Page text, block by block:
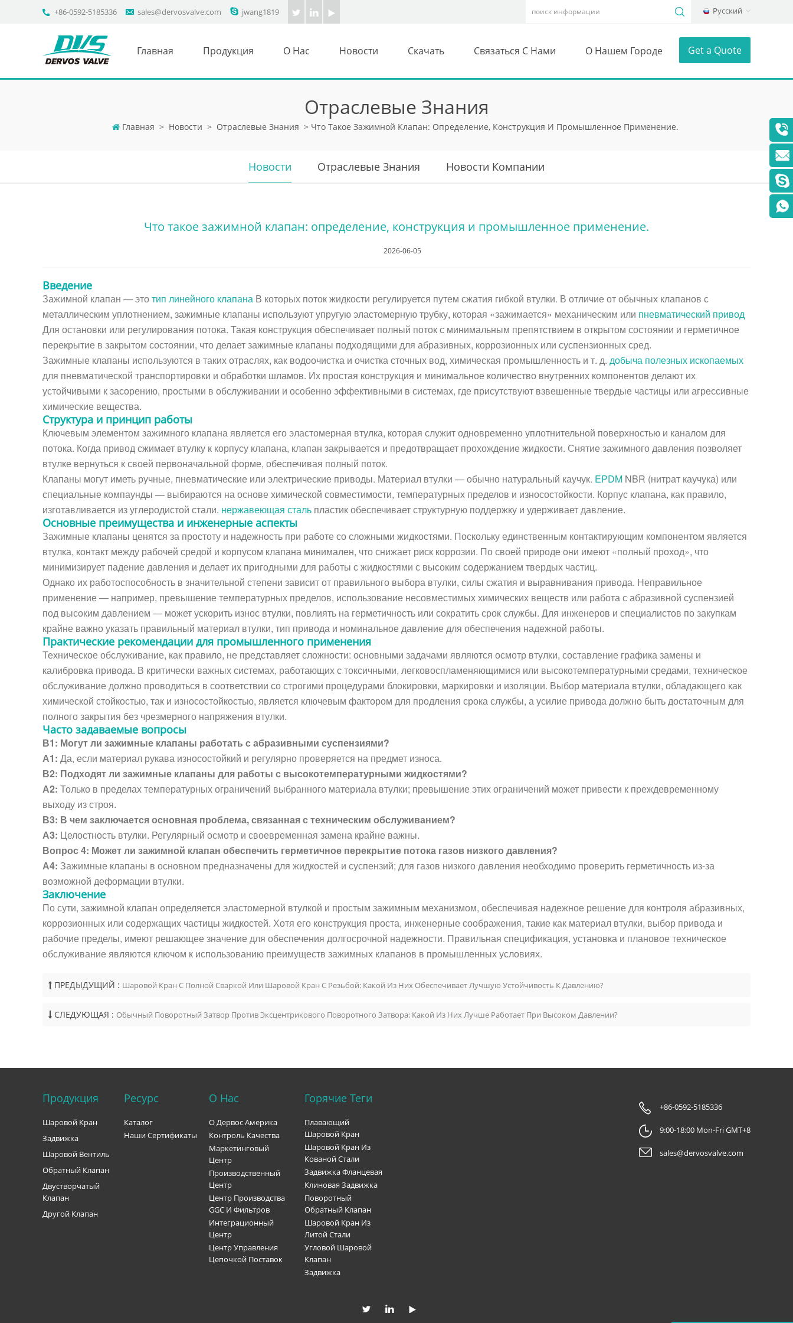
+86-0592-5185336 sales@dervosvalve.com jwang1819 Русский
Get a Quote
Главная Продукция О Нас Новости Скачать Связаться С Нами О Нашем Городе
Отраслевые Знания
Главная > Новости > Отраслевые Знания > Что Такое Зажимной Клапан: Определение, Конструкция И Промышленное Применение.
Новости Отраслевые Знания Новости Компании
Что такое зажимной клапан: определение, конструкция и промышленное применение.
2026-06-05
Введение
Зажимной клапан — этотип линейного клапана В которых поток жидкости регулируется путем сжатия гибкой втулки. В отличие от обычных клапанов с
металлическим уплотнением, зажимные клапаны используют упругую эластомерную трубку, которая «зажимается» механическим или пневматический привод
Для остановки или регулирования потока. Такая конструкция обеспечивает полный поток с минимальным препятствием в открытом состоянии и герметичное
перекрытие в закрытом состоянии, что делает зажимные клапаны подходящими для абразивных, коррозионных или суспензионных сред.
Зажимные клапаны используются в таких отраслях, как водоочистка и очистка сточных вод, химическая промышленность и т. д. добыча полезных ископаемых
для пневматической транспортировки и обработки шламов. Их простая конструкция и минимальное количество внутренних компонентов делают их
устойчивыми к засорению, простыми в обслуживании и особенно эффективными в системах, где присутствуют взвешенные твердые частицы или агрессивные
химические вещества.
Структура и принцип работы
Ключевым элементом зажимного клапана является его эластомерная втулка, которая служит одновременно уплотнительной поверхностью и каналом для
потока. Когда привод сжимает втулку к корпусу клапана, клапан закрывается и предотвращает прохождение жидкости. Снятие зажимного давления позволяет
втулке вернуться к своей первоначальной форме, обеспечивая полный поток.
Клапаны могут иметь ручные, пневматические или электрические приводы. Материал втулки — обычно натуральный каучук. EPDM NBR (нитрат каучука) или
специальные компаунды — выбираются на основе химической совместимости, температурных пределов и износостойкости. Корпус клапана, как правило,
изготавливается из углеродистой стали. нержавеющая сталь пластик обеспечивает структурную поддержку и удерживает давление.
Основные преимущества и инженерные аспекты
Зажимные клапаны ценятся за простоту и надежность при работе со сложными жидкостями. Поскольку единственным контактирующим компонентом является
втулка, контакт между рабочей средой и корпусом клапана минимален, что снижает риск коррозии. По своей природе они имеют «полный проход», что
минимизирует падение давления и делает их пригодными для работы с жидкостями с высоким содержанием твердых частиц.
Однако их работоспособность в значительной степени зависит от правильного выбора втулки, силы сжатия и выравнивания привода. Неправильное
применение — например, превышение температурных пределов, использование несовместимых химических веществ или работа с абразивной суспензией
под высоким давлением — может ускорить износ втулки, повлиять на герметичность или сократить срок службы. Для инженеров и специалистов по закупкам
крайне важно указать правильный материал втулки, тип привода и номинальное давление для обеспечения надежной работы.
Практические рекомендации для промышленного применения
Техническое обслуживание, как правило, не представляет сложности: основными задачами являются осмотр втулки, составление графика замены и
калибровка привода. В критически важных системах, работающих с токсичными, легковоспламеняющимися или высокотемпературными средами, техническое
обслуживание должно проводиться в соответствии со строгими процедурами блокировки, маркировки и изоляции. Выбор материала втулки, обладающего как
химической стойкостью, так и износостойкостью, является ключевым фактором для продления срока службы, а усилие привода должно быть достаточным для
полного закрытия без чрезмерного напряжения втулки.
Часто задаваемые вопросы
В1: Могут ли зажимные клапаны работать с абразивными суспензиями?
А1: Да, если материал рукава износостойкий и регулярно проверяется на предмет износа.
В2: Подходят ли зажимные клапаны для работы с высокотемпературными жидкостями?
А2: Только в пределах температурных ограничений выбранного материала втулки; превышение этих ограничений может привести к преждевременному
выходу из строя.
В3: В чем заключается основная проблема, связанная с техническим обслуживанием?
А3: Целостность втулки. Регулярный осмотр и своевременная замена крайне важны.
Вопрос 4: Может ли зажимной клапан обеспечить герметичное перекрытие потока газов низкого давления?
А4: Зажимные клапаны в основном предназначены для жидкостей и суспензий; для газов низкого давления необходимо проверить герметичность из-за
возможной деформации втулки.
Заключение
По сути, зажимной клапан определяется эластомерной втулкой и простым зажимным механизмом, обеспечивая надежное решение для контроля абразивных,
коррозионных или содержащих частицы жидкостей. Хотя его конструкция проста, инженерные соображения, такие как материал втулки, выбор привода и
рабочие пределы, имеют решающее значение для обеспечения долгосрочной надежности. Правильная спецификация, установка и плановое техническое
обслуживание являются ключом к использованию преимуществ зажимных клапанов в промышленных условиях.
ПРЕДЫДУЩИЙ : Шаровой Кран С Полной Сваркой Или Шаровой Кран С Резьбой: Какой Из Них Обеспечивает Лучшую Устойчивость К Давлению?
СЛЕДУЮЩАЯ : Обычный Поворотный Затвор Против Эксцентрикового Поворотного Затвора: Какой Из Них Лучше Работает При Высоком Давлении?
Продукция
Шаровой Кран
Задвижка
Шаровой Вентиль
Обратный Клапан
Двустворчатый
Клапан
Другой Клапан
Ресурс
Каталог
Наши Сертификаты
О Нас
О Дервос Америка
Контроль Качества
Маркетинговый
Центр
Производственный
Центр
Центр Производства
GGC И Фильтров
Интеграционный
Центр
Центр Управления
Цепочкой Поставок
Горячие Теги
Плавающий
Шаровой Кран
Шаровой Кран Из
Кованой Стали
Задвижка Фланцевая
Клиновая Задвижка
Поворотный
Обратный Клапан
Шаровой Кран Из
Литой Стали
Угловой Шаровой
Клапан
Задвижка
+86-0592-5185336
9:00-18:00 Mon-Fri GMT+8
sales@dervosvalve.com